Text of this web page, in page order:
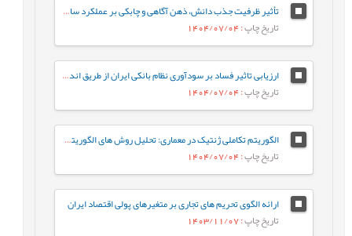
تأثیر ظرفیت جذب دانش، ذهن آگاهی و چابکی بر عملکرد سازمان با تأکید برنقش میانجی نوآوری مدل کسب و کار (مورد مطالعه: شرکت های کوچک و متوسط استان کردستان)
تاریخ چاپ: 1404/07/04
ارزیابی تاثیر فساد بر سودآوری نظام بانکی ایران از طریق اندازه گیری مولفه های داخلی بانک
تاریخ چاپ: 1404/07/04
الگوریتم تکاملی ژنتیک در معماری: تحلیل روش های الگوریتم های تکاملی ژنتیک در فرآیند باز تولید ارزش های زیبایی شناختی طراحی معماری
تاریخ چاپ: 1404/07/04
ارائه الگوی تحریم های تجاری بر متغیرهای پولی اقتصاد ایران
تاریخ چاپ: 1403/11/07